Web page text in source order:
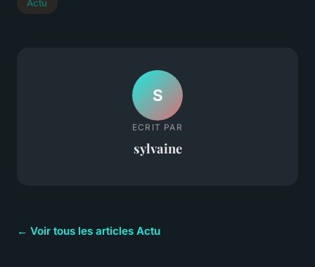
Actu
S
ECRIT PAR
sylvaine
← Voir tous les articles Actu